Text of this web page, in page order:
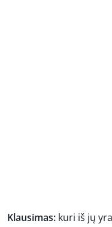
Klausimas: kuri iš jų